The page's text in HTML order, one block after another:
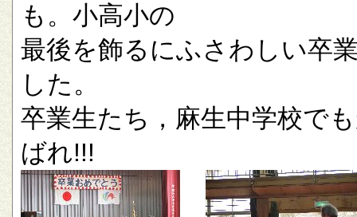
も。小高小の
最後を飾るにふさわしい卒
した。
卒業生たち，麻生中学校で
ばれ!!!